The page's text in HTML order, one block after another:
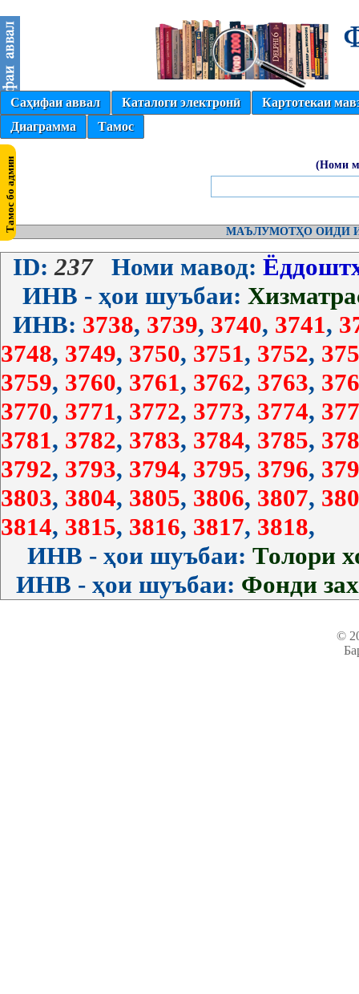
Саҳифаи аввал Каталоги электронӣ
Картотекаи
Диаграмма
Тамос
(Номи
МАЪЛУМОТҲО ОИДИ
ID: 237 Номи мавод:
ИНВ - ҳои шуъбаи:
ИНВ: 3738, 3739, 3740, 3741,
3748, 3749, 3750, 3751, 3752,
3759, 3760, 3761, 3762, 3763,
3770, 3771, 3772, 3773, 3774,
3781, 3782, 3783, 3784, 3785,
3792, 3793, 3794, 3795, 3796,
3803, 3804, 3805, 3806, 3807,
3814, 3815, 3816, 3817, 3818,
ИНВ - ҳои шуъбаи: Толори
ИНВ - ҳои шуъбаи: Фонди
©